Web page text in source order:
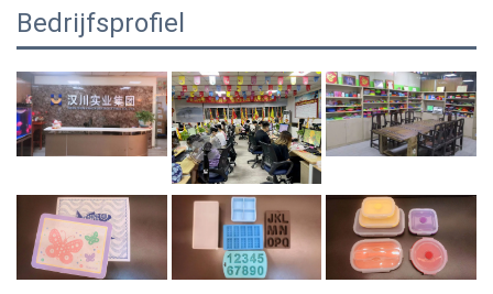
Bedrijfsprofiel